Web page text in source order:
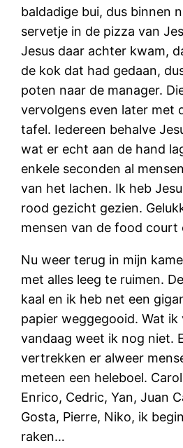
baldadige bui, dus binnen
servetje in de pizza van
Jesus daar achter kwam,
de kok dat had gedaan,
poten naar de manager.
vervolgens even later met
tafel. Iedereen behalve
wat er echt aan de hand
enkele seconden al
van het lachen. Ik heb
rood gezicht gezien.
mensen van de food court
Nu weer terug in mijn
met alles leeg te ruimen.
kaal en ik heb net een
papier weggegooid. Wat ik
vandaag weet ik nog niet.
vertrekken er alweer
meteen een heleboel.
Enrico, Cedric, Yan, Juan
Gosta, Pierre, Niko, ik
raken…